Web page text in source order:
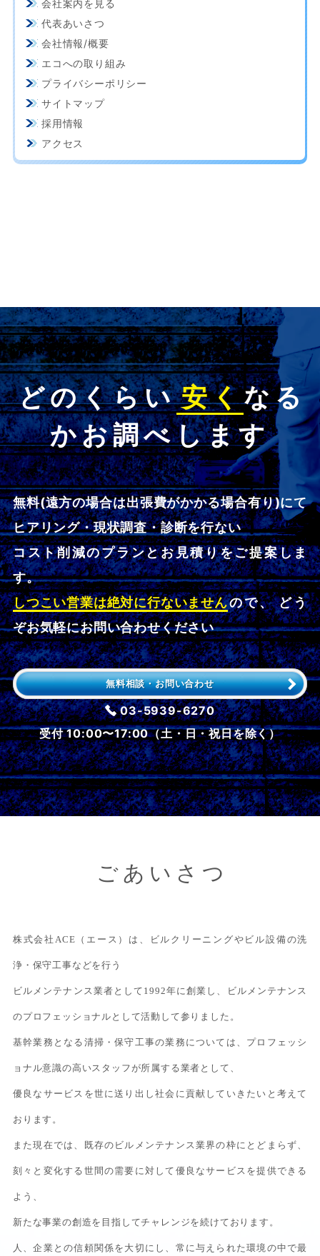
会社案内を見る
代表あいさつ
会社情報/概要
エコへの取り組み
プライバシーポリシー
サイトマップ
採用情報
アクセス
どのくらい安くなる
かお調べします
無料(遠方の場合は出張費がかかる場合有り)にて
ヒアリング・現状調査・診断を行ない
コスト削減のプランとお見積りをご提案しま
す。
しつこい営業は絶対に行ないませんので、 どう
ぞお気軽にお問い合わせください
無料相談・お問い合わせ
03-5939-6270
受付 10:00〜17:00（土・日・祝日を除く）
ごあいさつ
株式会社ACE（エース）は、ビルクリーニングやビル設備の洗
浄・保守工事などを行う
ビルメンテナンス業者として1992年に創業し、ビルメンテナンス
のプロフェッショナルとして活動して参りました。
基幹業務となる清掃・保守工事の業務については、プロフェッシ
ョナル意識の高いスタッフが所属する業者として、
優良なサービスを世に送り出し社会に貢献していきたいと考えて
おります。
また現在では、既存のビルメンテナンス業界の枠にとどまらず、
刻々と変化する世間の需要に対して優良なサービスを提供できる
よう、
新たな事業の創造を目指してチャレンジを続けております。
人、企業との信頼関係を大切にし、常に与えられた環境の中で最